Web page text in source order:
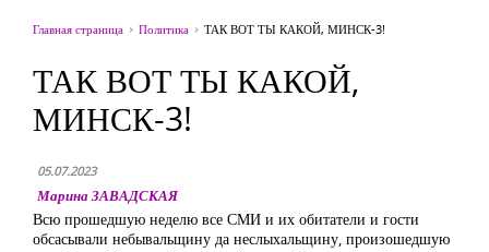
Главная страница Политика ТАК ВОТ ТЫ КАКОЙ, МИНСК-3!
ТАК ВОТ ТЫ КАКОЙ,
МИНСК-3!
05.07.2023
Марина ЗАВАДСКАЯ
Всю прошедшую неделю все СМИ и их обитатели и гости
обсасывали небывальщину да неслыхальщину, произошедшую